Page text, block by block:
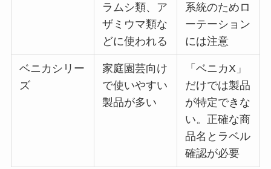
ラムシ類、ア
ザミウマ類な
どに使われる
系統のためロ
ーテーション
には注意
ベニカシリー
ズ
家庭園芸向け
で使いやすい
製品が多い
「ベニカX」
だけでは製品
が特定できな
い。正確な商
品名とラベル
確認が必要